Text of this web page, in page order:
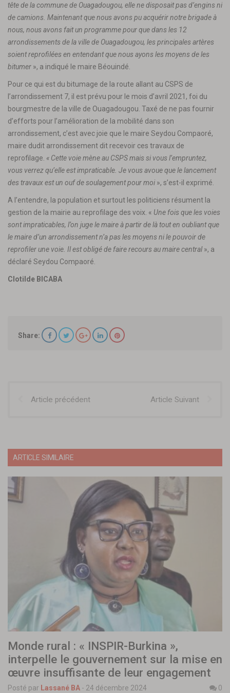
tête de la commune de Ouagadougou, elle ne disposait pas d’engins ni
de camions. Maintenant que nous avons pu acquérir notre brigade à
nous, nous avons fait un programme pour que dans les 12
arrondissements de la ville de Ouagadougou, les principales artères
soient reprofilées en entendant que nous ayons les moyens de les
bitumer », a indiqué le maire Béouindé.
Pour ce qui est du bitumage de la route allant au CSPS de
l’arrondissement 7, il est prévu pour le mois d’avril 2021, foi du
bourgmestre de la ville de Ouagadougou. Taxé de ne pas fournir
d’efforts pour l’amélioration de la mobilité dans son
arrondissement, c’est avec joie que le maire Seydou Compaoré,
maire dudit arrondissement dit recevoir ces travaux de
reprofilage. « Cette voie mène au CSPS mais si vous l’empruntez,
vous verrez qu’elle est impraticable. Je vous avoue que le lancement
des travaux est un ouf de soulagement pour moi », s’est-il exprimé.
A l’entendre, la population et surtout les politiciens résument la
gestion de la mairie au reprofilage des voix. « Une fois que les voies
sont impraticables, l’on juge le maire à partir de là tout en oubliant que
le maire d’un arrondissement n’a pas les moyens ni le pouvoir de
reprofiler une voie. Il est obligé de faire recours au maire central», a
déclaré Seydou Compaoré.
Clotilde BICABA
Share:
Article précédent Article Suivant
ARTICLE SIMILAIRE
Monde rural : « INSPIR-Burkina »,
interpelle le gouvernement sur la mise en
œuvre insuffisante de leur engagement
Posté par Lassané BA - 24 décembre 2024 0